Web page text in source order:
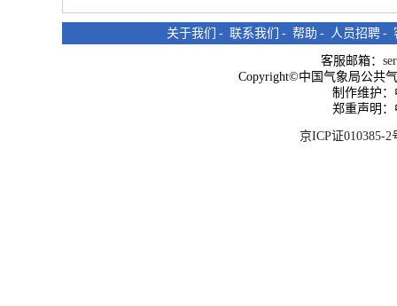
关于我们 - 联系我们 - 帮助 - 人员招聘 -
客服邮箱：
Copyright©中国气象局公共
制作维护
郑重声明
京ICP证010385-2